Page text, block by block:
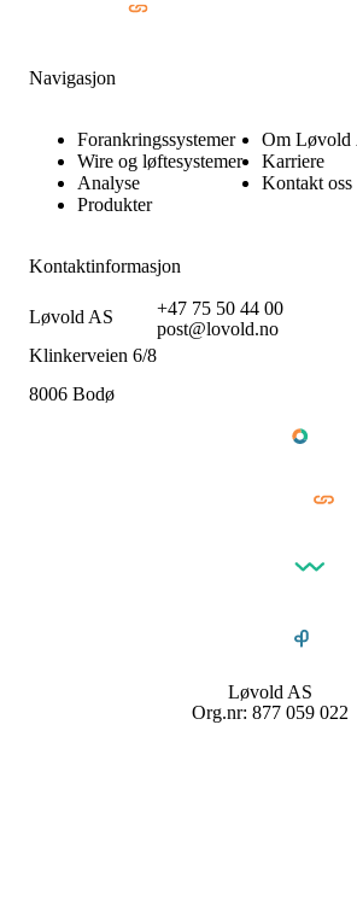
Navigasjon
Forankringssystemer
Wire og løftesystemer
Analyse
Produkter
Om Løvold
Karriere
Kontakt oss
Kontaktinformasjon
Løvold AS
Klinkerveien 6/8
8006 Bodø
+47 75 50 44 00
post@lovold.no
Løvold AS
Org.nr: 877 059 022